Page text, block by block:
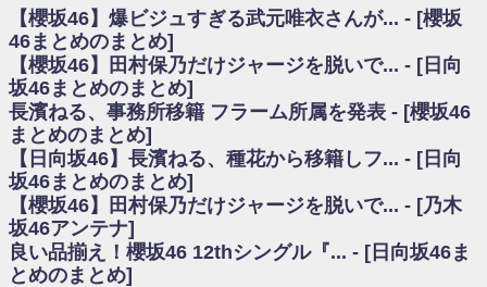
日向坂46まとめのまとめ / 【日向坂46】富田鈴花1st写真集、発売記念記者
会見の模様がこちら！
乃木坂欅坂まとめのまとめ / 【日向坂46】河田陽菜卒業の影響、ガチでデ
カそう...
欅坂あんてな ～欅坂46のニュース・情報・話題をピックアップ / れなッ
ピーズ集結！櫻坂46守屋麗奈×遠藤理子、8/6「ラヴィット！」水曜スタジオ出
演決定
欅坂/日向坂46まとめのまとめ / 【櫻坂46】田村保乃だけジャージを脱いで
いた理由
日向坂46まとめのまとめ / 【日向坂46】若林さん「笑えないぐらい師匠だ
から」佐々木久美と卒業後初の共演の様子がこちら！【激レアさん】
日向坂46まとめのまとめ / 【元日向坂46】情報解禁前で言えない！？丹生
ちゃん、メンバーと会った模様
乃木坂欅坂まとめのまとめ / 【日向坂46】この月、何かあるのか！？『お
【櫻坂46】爆ビジュすぎる武元唯衣さんが... - [櫻坂
46まとめのまとめ]
【櫻坂46】田村保乃だけジャージを脱いで... - [日向
坂46まとめのまとめ]
長濱ねる、事務所移籍 フラーム所属を発表 - [櫻坂46
まとめのまとめ]
【日向坂46】長濱ねる、種花から移籍しフ... - [日向
坂46まとめのまとめ]
【櫻坂46】田村保乃だけジャージを脱いで... - [乃木
坂46アンテナ]
良い品揃え！櫻坂46 12thシングル『... - [日向坂46ま
とめのまとめ]